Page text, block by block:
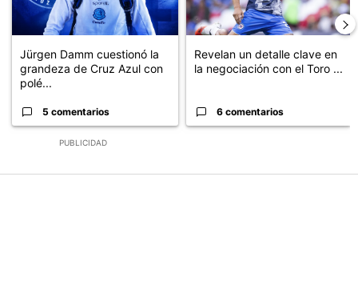
PUBLICIDAD
Jürgen Damm cuestionó la
grandeza de Cruz Azul con
polé...
5 comentarios
Revelan un detalle clave en
la negociación con el Toro ...
6 comentarios